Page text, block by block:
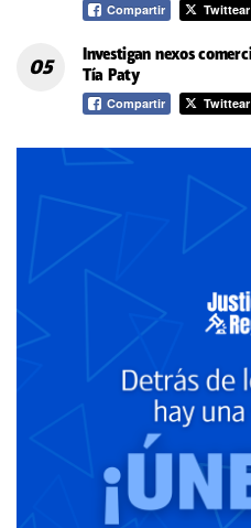
Compartir Twittear
Investigan nexos
Tía Paty
Compartir Twittear